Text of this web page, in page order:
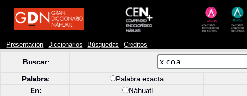
Presentación Diccionarios Búsquedas Créditos
Buscar:
Palabra: Palabra exacta
En:
Náhuatl